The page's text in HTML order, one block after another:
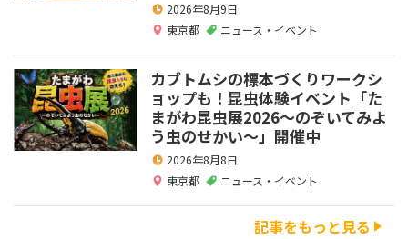
2026年8月9日
東京都
ニュース・イベント
カブトムシの標本づくりワークシ
ョップも！昆虫体験イベント「た
まがわ昆虫展2026～のぞいてみよ
う虫のせかい～」開催中
2026年8月8日
東京都
ニュース・イベント
記事をもっと見る